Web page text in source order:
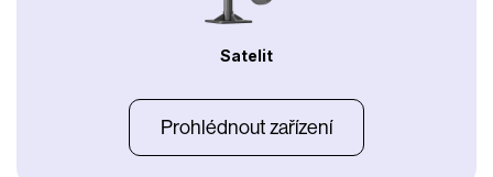
Satelit
Prohlédnout zařízení